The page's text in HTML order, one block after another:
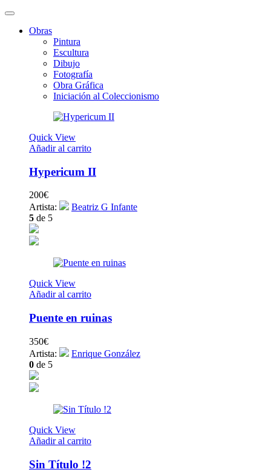
Obras
Pintura
Escultura
Dibujo
Fotografía
Obra Gráfica
Iniciación al Coleccionismo
Quick View
Añadir al carrito
Hypericum II
200€
Artista:
Beatriz G Infante
5 de 5
Quick View
Añadir al carrito
Puente en ruinas
350€
Artista:
Enrique González
0 de 5
Quick View
Añadir al carrito
Sin Título !2